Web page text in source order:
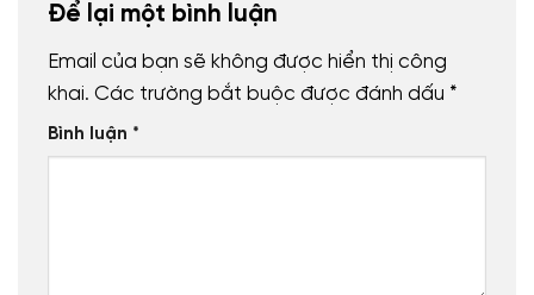
Để lại một bình luận
Email của bạn sẽ không được hiển thị công
khai. Các trường bắt buộc được đánh dấu *
Bình luận *